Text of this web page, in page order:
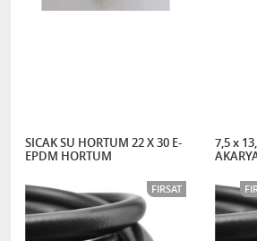
SICAK SU HORTUM 22 X 30 E-
EPDM HORTUM
FIRSAT
7,5 x